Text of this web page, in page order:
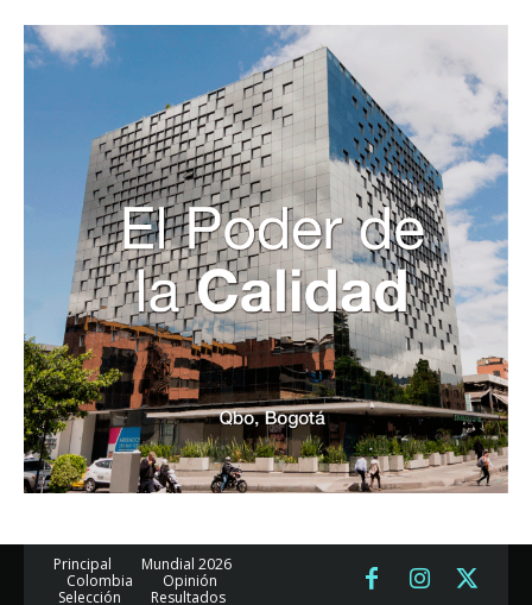
Principal
Mundial 2026
Colombia
Opinión
Selección
Resultados